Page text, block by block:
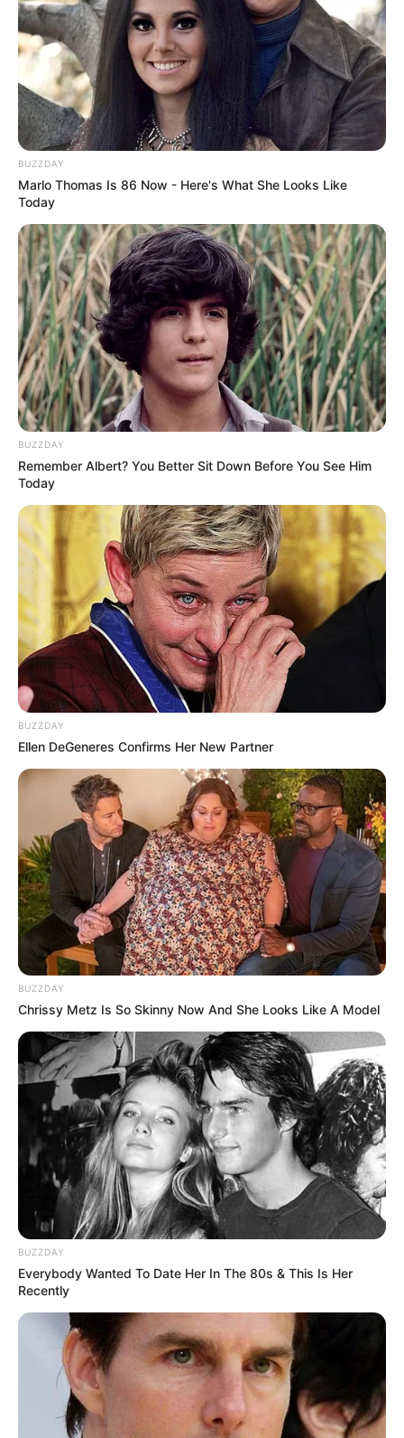
BUZZDAY
Marlo Thomas Is 86 Now - Here's What She Looks Like
Today
BUZZDAY
Remember Albert? You Better Sit Down Before You See Him
Today
BUZZDAY
Ellen DeGeneres Confirms Her New Partner
BUZZDAY
Chrissy Metz Is So Skinny Now And She Looks Like A Model
BUZZDAY
Everybody Wanted To Date Her In The 80s & This Is Her
Recently